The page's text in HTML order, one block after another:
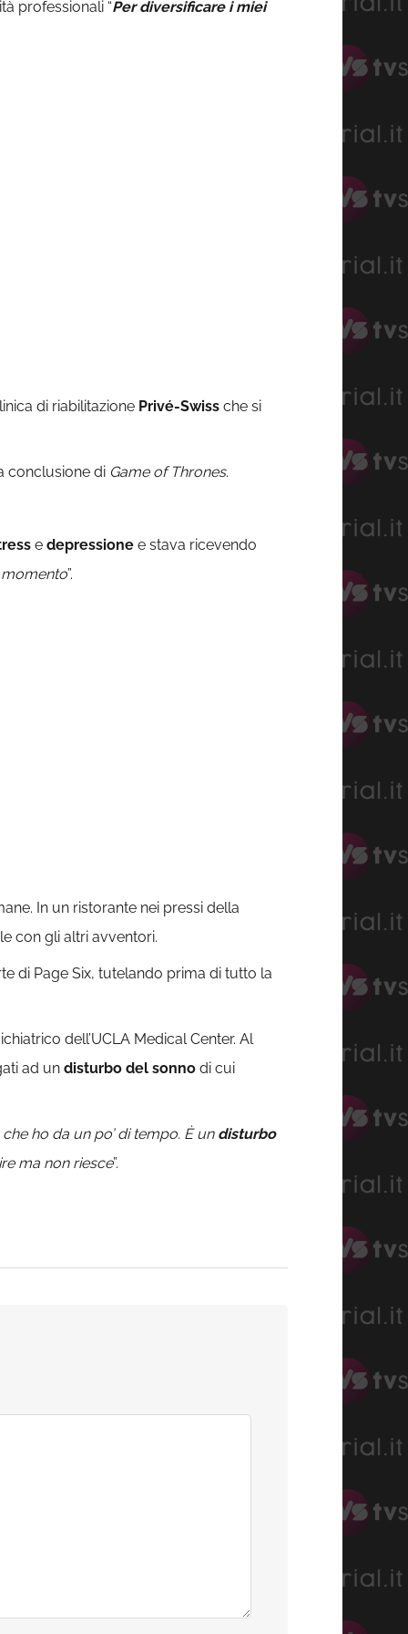
professionali “Per diversificare i miei
di riabilitazione Privé-Swiss che si
conclusione di Game of Thrones.
e depressione e stava ricevendo
”.
In un ristorante nei pressi della
con gli altri avventori.
di Page Six, tutelando prima di tutto la
dell’UCLA Medical Center. Al
ad un disturbo del sonno di cui
ho da un po’ di tempo. È un disturbo
ma non riesce”.